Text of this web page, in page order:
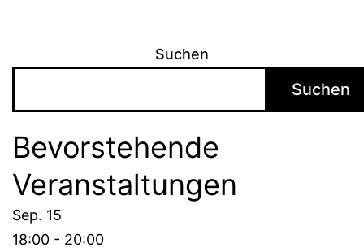
Suchen
Suchen
Bevorstehende
Veranstaltungen
Sep. 15
18:00 - 20:00